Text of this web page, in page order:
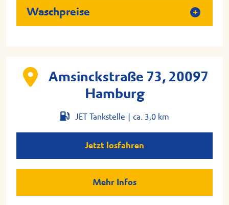
Waschpreise
Amsinckstraße 73, 20097
Hamburg
JET Tankstelle | ca. 3,0 km
Jetzt losfahren
Mehr Infos